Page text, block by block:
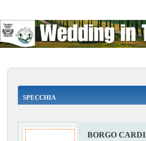
SPECCHIA
BORGO